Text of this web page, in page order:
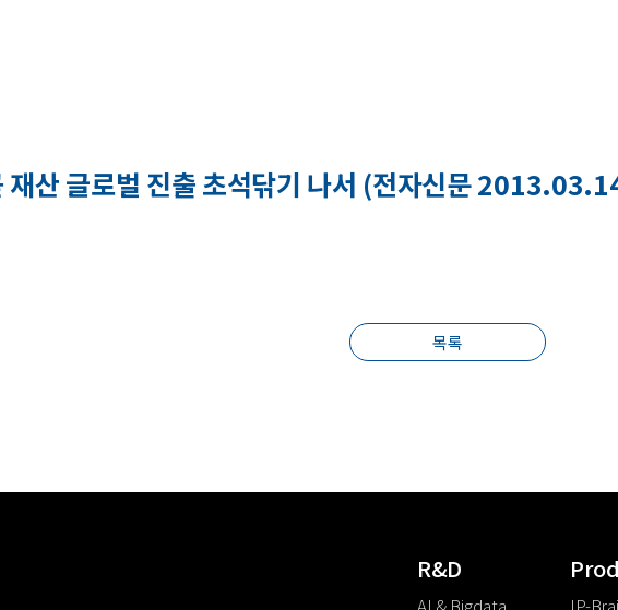
재산 글로벌 진출 초석닦기 나서 (전자신문
목록
R&D
AI & Bigdata IP-